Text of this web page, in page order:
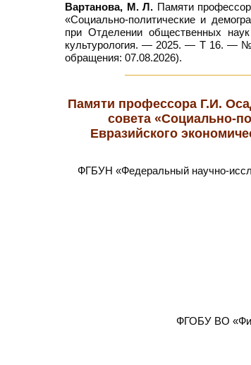
Вартанова, М. Л. Памяти
«Социально-политические и
при Отделении общественных
культурология. — 2025. — Т 16. —
обращения: 07.08.2026).
Памяти профессора Г.И.
совета «Социально-
Евразийского
ФГБУН «Федеральный научно-
ФГОБУ ВО